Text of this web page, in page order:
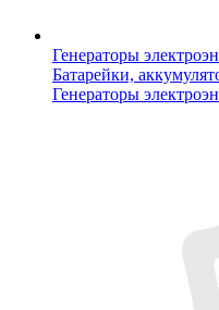
Генераторы
Батарейки,
Генераторы